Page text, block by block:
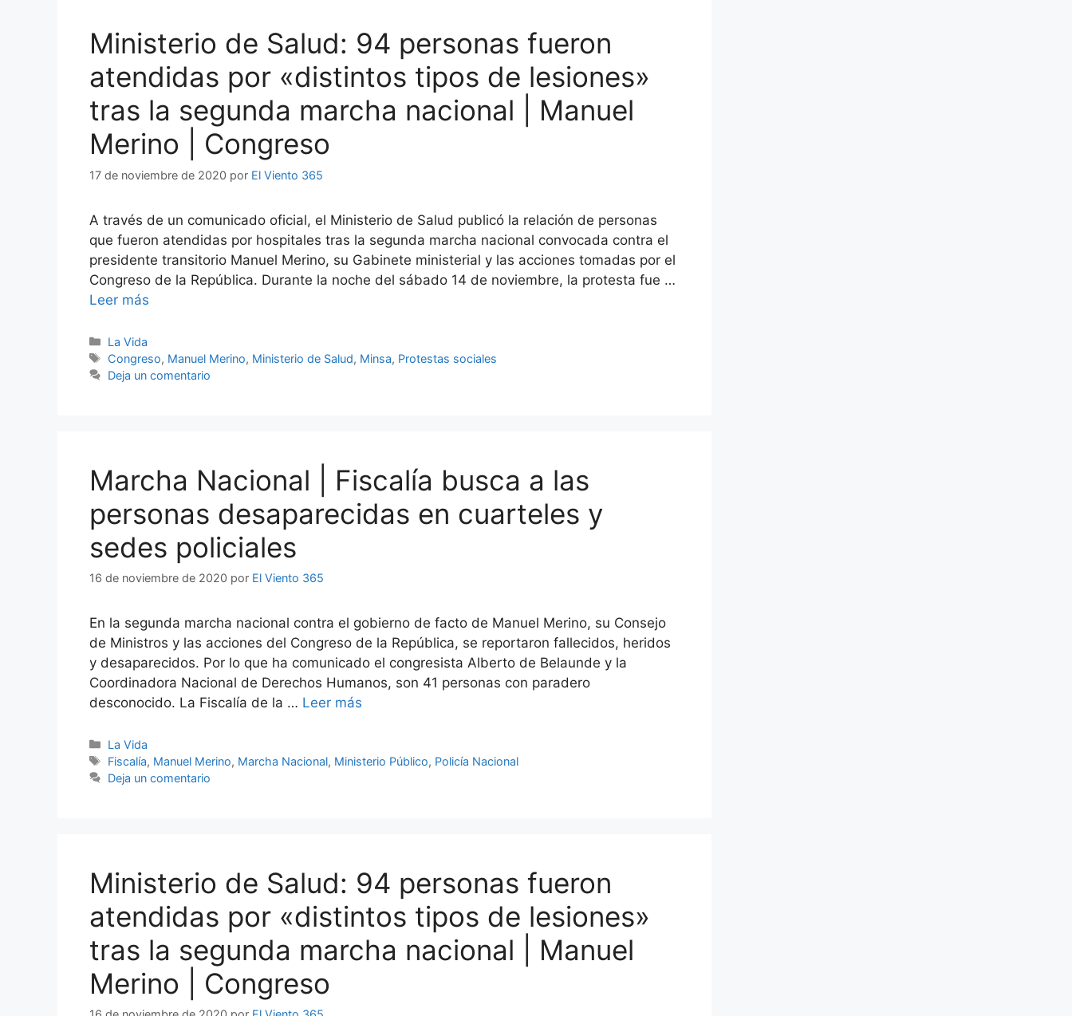
Ministerio de Salud: 94 personas fueron
atendidas por «distintos tipos de lesiones»
tras la segunda marcha nacional | Manuel
Merino | Congreso
17 de noviembre de 2020 por El Viento 365
A través de un comunicado oficial, el Ministerio de Salud publicó la relación de personas
que fueron atendidas por hospitales tras la segunda marcha nacional convocada contra el
presidente transitorio Manuel Merino, su Gabinete ministerial y las acciones tomadas por el
Congreso de la República. Durante la noche del sábado 14 de noviembre, la protesta fue …
Leer más
Categorías
La Vida
Etiquetas
Congreso, Manuel Merino, Ministerio de Salud, Minsa, Protestas sociales
Deja un comentario
Marcha Nacional | Fiscalía busca a las
personas desaparecidas en cuarteles y
sedes policiales
16 de noviembre de 2020 por El Viento 365
En la segunda marcha nacional contra el gobierno de facto de Manuel Merino, su Consejo
de Ministros y las acciones del Congreso de la República, se reportaron fallecidos, heridos
y desaparecidos. Por lo que ha comunicado el congresista Alberto de Belaunde y la
Coordinadora Nacional de Derechos Humanos, son 41 personas con paradero
desconocido. La Fiscalía de la … Leer más
Categorías
La Vida
Etiquetas
Fiscalía, Manuel Merino, Marcha Nacional, Ministerio Público, Policía Nacional
Deja un comentario
Ministerio de Salud: 94 personas fueron
atendidas por «distintos tipos de lesiones»
tras la segunda marcha nacional | Manuel
Merino | Congreso